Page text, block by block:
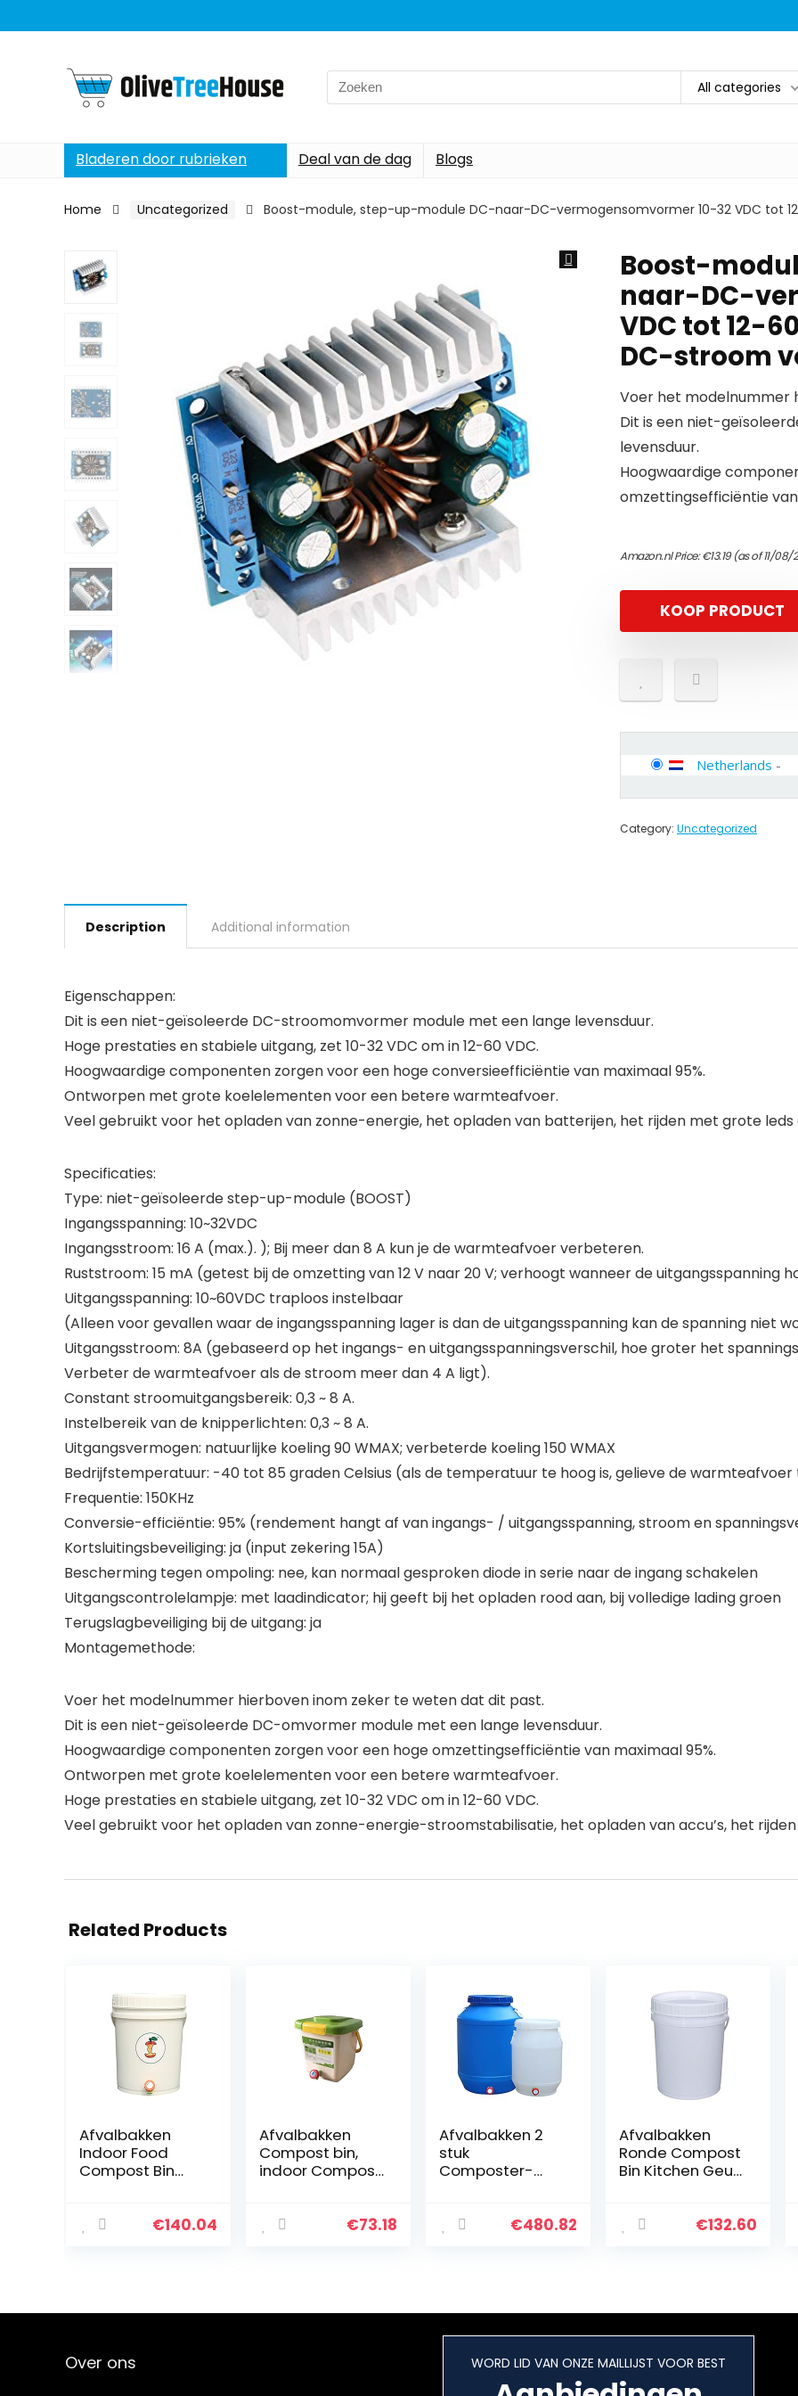
Search
for:
All categories
Bladeren door rubrieken Deal van de dag Blogs
Home Uncategorized Boost-module, step-up-module DC-naar-DC-vermogensomvormer 10-32 VDC tot
Boost-
naar-DC-
VDC tot 12-
DC-stroom
Voer het modelnummer
Dit is een niet-
levensduur.
Hoogwaardige
omzettingsefficiëntie
Amazon.nl Price:€13.19(as of 11/08/
KOOP PRODUCT
Netherlands -
Category: Uncategorized
Description Additional information
Eigenschappen:
Dit is een niet-geïsoleerde DC-stroomomvormer module met een lange levensduur.
Hoge prestaties en stabiele uitgang, zet 10-32 VDC om in 12-60 VDC.
Hoogwaardige componenten zorgen voor een hoge conversieefficiëntie van maximaal 95%.
Ontworpen met grote koelelementen voor een betere warmteafvoer.
Veel gebruikt voor het opladen van zonne-energie, het opladen van batterijen, het rijden met grote leds
Specificaties:
Type: niet-geïsoleerde step-up-module (BOOST)
Ingangsspanning: 10~32VDC
Ingangsstroom: 16 A (max.). ); Bij meer dan 8 A kun je de warmteafvoer verbeteren.
Ruststroom: 15 mA (getest bij de omzetting van 12 V naar 20 V; verhoogt wanneer de uitgangsspanning
Uitgangsspanning: 10~60VDC traploos instelbaar
(Alleen voor gevallen waar de ingangsspanning lager is dan de uitgangsspanning kan de spanning niet
Uitgangsstroom: 8A (gebaseerd op het ingangs- en uitgangsspanningsverschil, hoe groter het
Verbeter de warmteafvoer als de stroom meer dan 4 A ligt).
Constant stroomuitgangsbereik: 0,3 ~ 8 A.
Instelbereik van de knipperlichten: 0,3 ~ 8 A.
Uitgangsvermogen: natuurlijke koeling 90 WMAX; verbeterde koeling 150 WMAX
Bedrijfstemperatuur: -40 tot 85 graden Celsius (als de temperatuur te hoog is, gelieve de
Frequentie: 150KHz
Conversie-efficiëntie: 95% (rendement hangt af van ingangs- / uitgangsspanning, stroom en
Kortsluitingsbeveiliging: ja (input zekering 15A)
Bescherming tegen ompoling: nee, kan normaal gesproken diode in serie naar de ingang schakelen
Uitgangscontrolelampje: met laadindicator; hij geeft bij het opladen rood aan, bij volledige lading groen
Terugslagbeveiliging bij de uitgang: ja
Montagemethode:
Voer het modelnummer hierboven inom zeker te weten dat dit past.
Dit is een niet-geïsoleerde DC-omvormer module met een lange levensduur.
Hoogwaardige componenten zorgen voor een hoge omzettingsefficiëntie van maximaal 95%.
Ontworpen met grote koelelementen voor een betere warmteafvoer.
Hoge prestaties en stabiele uitgang, zet 10-32 VDC om in 12-60 VDC.
Veel gebruikt voor het opladen van zonne-energie-stroomstabilisatie, het opladen van accu’s, het
Related Products
Afvalbakken
Indoor Food
Compost Bin
ter met deksel
duurzame
bags
€140.04
Afvalbakken
Compost bin,
indoor Compost
Emmer voor
3 Gallon
€73.18
Afvalbakken 2
stuk
Composter-
Compostbak
compostemmer
met filter, wit en
bin bags
€480.82
Afvalbakken
Ronde Compost
Bin Kitchen Geur
Composterings
bags
€132.60
Over ons WORD LID VAN ONZE MAILLIJST VOOR BEST